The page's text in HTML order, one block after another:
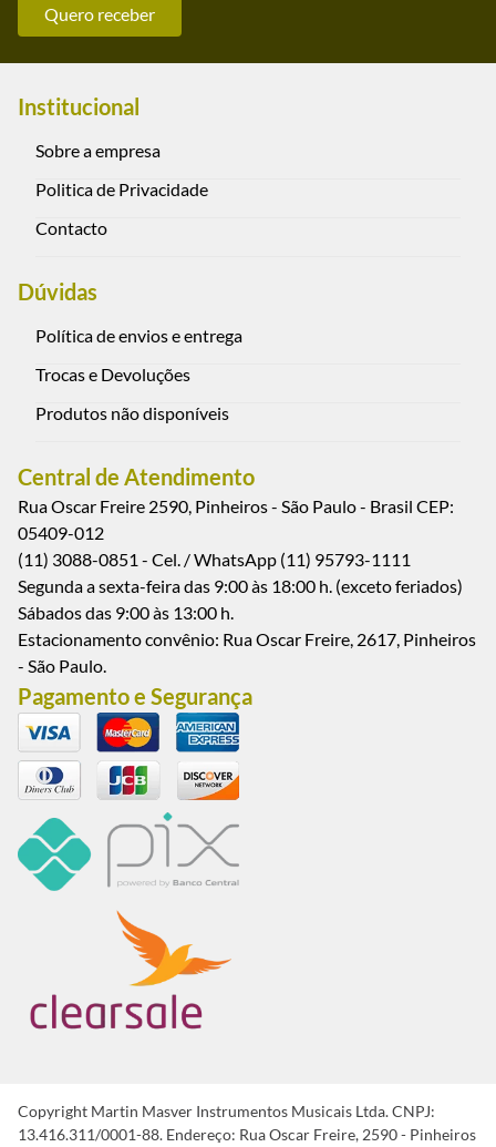
Quero receber
Institucional
Sobre a empresa
Politica de Privacidade
Contacto
Dúvidas
Política de envios e entrega
Trocas e Devoluções
Produtos não disponíveis
Central de Atendimento
Rua Oscar Freire 2590, Pinheiros - São Paulo - Brasil CEP:
05409-012
(11) 3088-0851 - Cel. / WhatsApp (11) 95793-1111
Segunda a sexta-feira das 9:00 às 18:00 h. (exceto feriados)
Sábados das 9:00 às 13:00 h.
Estacionamento convênio: Rua Oscar Freire, 2617, Pinheiros
- São Paulo.
Pagamento e Segurança
Copyright Martin Masver Instrumentos Musicais Ltda. CNPJ:
13.416.311/0001-88. Endereço: Rua Oscar Freire, 2590 - Pinheiros